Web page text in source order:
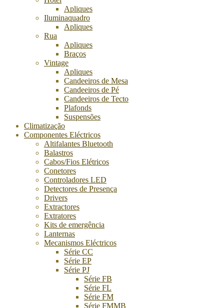
Apliques
Iluminaquadro
Apliques
Rua
Apliques
Braços
Vintage
Apliques
Candeeiros de Mesa
Candeeiros de Pé
Candeeiros de Tecto
Plafonds
Suspensões
Climatização
Componentes Eléctricos
Altifalantes Bluetooth
Balastros
Cabos/Fios Elétricos
Conetores
Controladores LED
Detectores de Presença
Drivers
Extractores
Extratores
Kits de emergência
Lanternas
Mecanismos Eléctricos
Série CC
Série EP
Série PJ
Série FB
Série FL
Série FM
Série FMMB